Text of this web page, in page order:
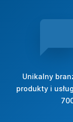
Unikalny
produkty i